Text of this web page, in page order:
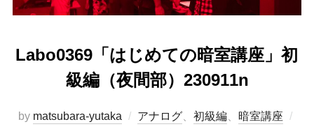
Labo0369「はじめての暗室講座」初
級編（夜間部）230911n
by matsubara-yutaka アナログ 初級編 暗室講座